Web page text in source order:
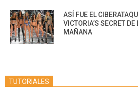
ASÍ FUE EL
VICTORIA’S SECRET
MAÑANA
TUTORIALES